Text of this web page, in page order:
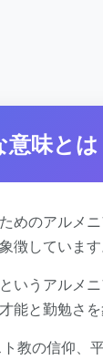
味とは
めのアルメ
徴しています
いうアルメ
能と勤勉さを
教の信仰、